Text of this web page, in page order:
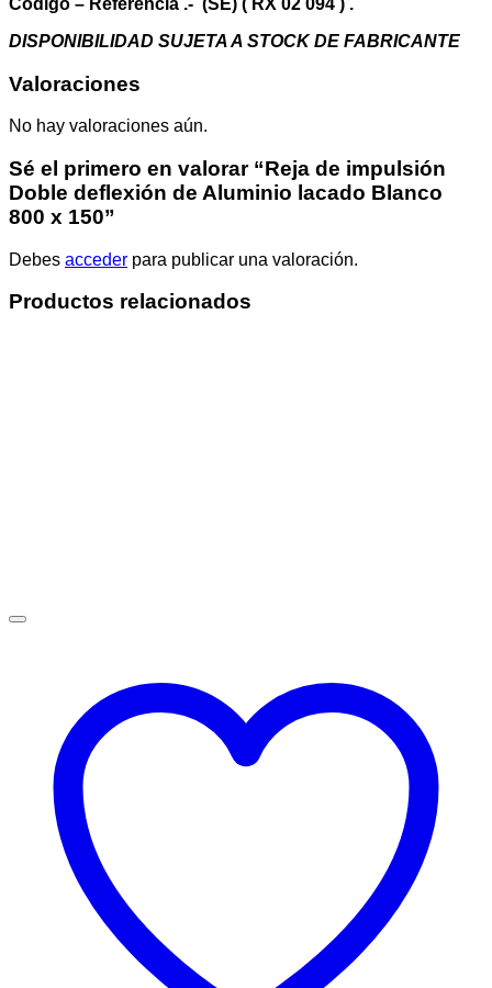
DISPONIBILIDAD SUJETA A STOCK DE FABRICANTE
Valoraciones
No hay valoraciones aún.
Sé el primero en valorar “Reja de impulsión
Doble deflexión de Aluminio lacado Blanco
800 x 150”
Debes acceder para publicar una valoración.
Productos relacionados